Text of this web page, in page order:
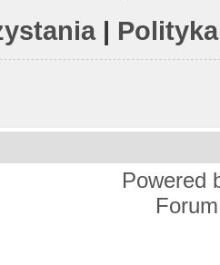
|
Powered